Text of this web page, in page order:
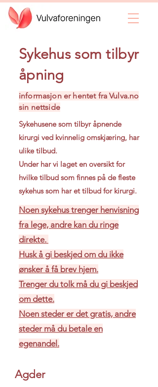
Sykehus som tilbyr
åpning
informasjon er hentet fra Vulva.no
sin nettside
Sykehusene som tilbyr åpnende
kirurgi ved kvinnelig omskjæring, har
ulike tilbud.
Under har vi laget en oversikt for
hvilke tilbud som finnes på de fleste
sykehus som har et tilbud for kirurgi.
Noen sykehus trenger henvisning
fra lege, andre kan du ringe
direkte.
Husk å gi beskjed om du ikke
ønsker å få brev hjem.
Trenger du tolk må du gi beskjed
om dette.
Noen steder er det gratis, andre
steder må du betale en
egenandel.
Agder